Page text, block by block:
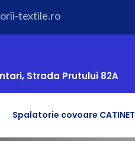
textile.ro
Strada Prutului 82A
Spalatorie covoare CATINET